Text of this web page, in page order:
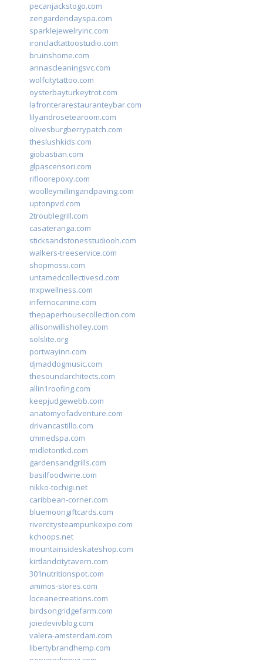
pecanjackstogo.com
zengardendayspa.com
sparklejewelryinc.com
ironcladtattoostudio.com
bruinshome.com
annascleaningsvc.com
wolfcitytattoo.com
oysterbayturkeytrot.com
lafronterarestauranteybar.com
lilyandrosetearoom.com
olivesburgberrypatch.com
theslushkids.com
giobastian.com
glpascensori.com
rifloorepoxy.com
woolleymillingandpaving.com
uptonpvd.com
2troublegrill.com
casateranga.com
sticksandstonesstudiooh.com
walkers-treeservice.com
shopmossi.com
untamedcollectivesd.com
mxpwellness.com
infernocanine.com
thepaperhousecollection.com
allisonwillisholley.com
solslite.org
portwayinn.com
djmaddogmusic.com
thesoundarchitects.com
allin1roofing.com
keepjudgewebb.com
anatomyofadventure.com
drivancastillo.com
cmmedspa.com
midletontkd.com
gardensandgrills.com
basilfoodwine.com
nikko-tochigi.net
caribbean-corner.com
bluemoongiftcards.com
rivercitysteampunkexpo.com
kchoops.net
mountainsideskateshop.com
kirtlandcitytavern.com
301nutritionspot.com
ammos-stores.com
loceanecreations.com
birdsongridgefarm.com
joiedevivblog.com
valera-amsterdam.com
libertybrandhemp.com